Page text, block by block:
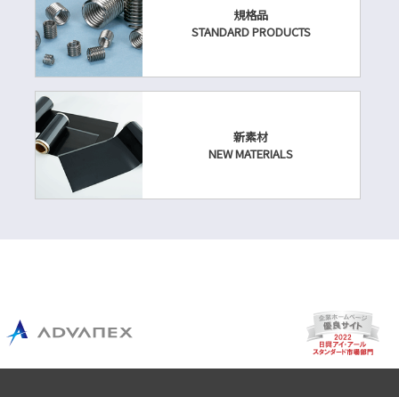
規格品
STANDARD PRODUCTS
新素材
NEW MATERIALS